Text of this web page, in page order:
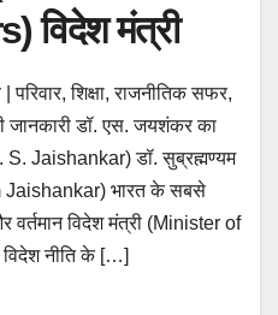
विदेश मंत्री
शिक्षा, राजनीतिक सफर,
जानकारी डॉ. एस. जयशंकर का
Jaishankar) डॉ. सुब्रह्मण्यम
भारत के सबसे
विदेश मंत्री (Minister of
नीति के […]